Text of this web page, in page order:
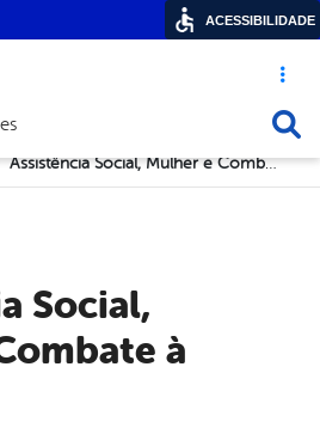
Acesso
> Assistência Social, Mulher e Combate à Fome
à
ACESSIBILIDADE